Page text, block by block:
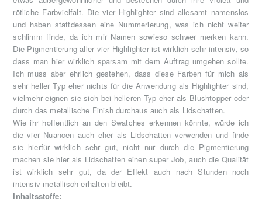
rötliche Farbvielfalt. Die vier Highlighter sind allesamt namenslos
und haben stattdessen eine Nummerierung, was ich nicht weiter
schlimm finde, da ich mir Namen sowieso schwer merken kann.
Die Pigmentierung aller vier Highlighter ist wirklich sehr intensiv, so
dass man hier wirklich sparsam mit dem Auftrag umgehen sollte.
Ich muss aber ehrlich gestehen, dass diese Farben für mich als
sehr heller Typ eher nichts für die Anwendung als Highlighter sind,
vielmehr eignen sie sich bei helleren Typ eher als Blushtopper oder
durch das metallische Finish durchaus auch als Lidschatten.
Wie ihr hoffentlich an den Swatches erkennen könnte, würde ich
die vier Nuancen auch eher als Lidschatten verwenden und finde
sie hierfür wirklich sehr gut, nicht nur durch die Pigmentierung
machen sie hier als Lidschatten einen super Job, auch die Qualität
ist wirklich sehr gut, da der Effekt auch nach Stunden noch
intensiv metallisch erhalten bleibt.
Inhaltsstoffe: